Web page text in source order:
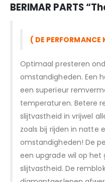
BERIMAR PARTS “T
( DE PERFORMANCE
Optimaal presteren
omstandigheden. Een
een superieur
temperaturen. Betere
slijtvastheid in vrijwel
zoals bij rijden in natte
omstandigheden! De
een upgrade wil op
slijtvastheid. De